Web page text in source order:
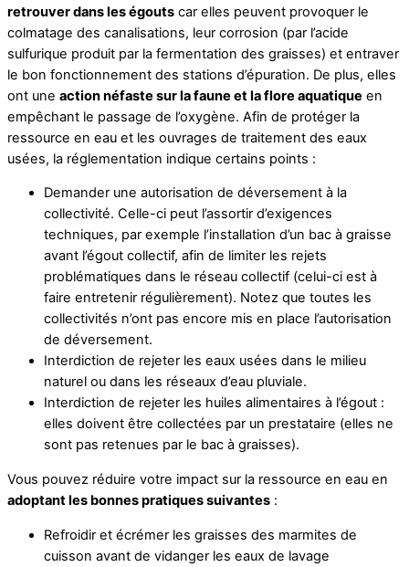
retrouver dans les égouts car elles peuvent provoquer le
colmatage des canalisations, leur corrosion (par l’acide
sulfurique produit par la fermentation des graisses) et entraver
le bon fonctionnement des stations d’épuration. De plus, elles
ont une action néfaste sur la faune et la flore aquatique en
empêchant le passage de l’oxygène. Afin de protéger la
ressource en eau et les ouvrages de traitement des eaux
usées, la réglementation indique certains points :
Demander une autorisation de déversement à la
collectivité. Celle-ci peut l’assortir d’exigences
techniques, par exemple l’installation d’un bac à graisse
avant l’égout collectif, afin de limiter les rejets
problématiques dans le réseau collectif (celui-ci est à
faire entretenir régulièrement). Notez que toutes les
collectivités n’ont pas encore mis en place l’autorisation
de déversement.
Interdiction de rejeter les eaux usées dans le milieu
naturel ou dans les réseaux d’eau pluviale.
Interdiction de rejeter les huiles alimentaires à l’égout :
elles doivent être collectées par un prestataire (elles ne
sont pas retenues par le bac à graisses).
Vous pouvez réduire votre impact sur la ressource en eau en
adoptant les bonnes pratiques suivantes :
Refroidir et écrémer les graisses des marmites de
cuisson avant de vidanger les eaux de lavage